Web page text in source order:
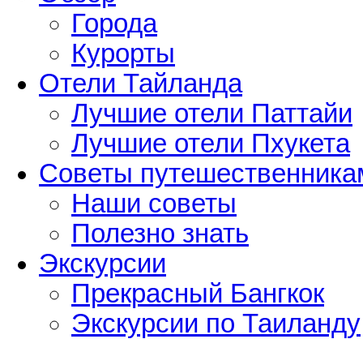
Города
Курорты
Отели Тайланда
Лучшие отели Паттайи
Лучшие отели Пхукета
Советы
Наши советы
Полезно знать
Экскурсии
Прекрасный Бангкок
Экскурсии по Таиланду